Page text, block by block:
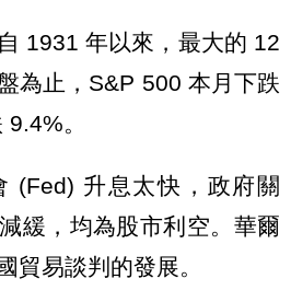
1931 年以來，最大的 12
為止，S&P 500 本月下跌
。
(Fed) 升息太快，政府關
緩，均為股市利空。華爾
貿易談判的發展。